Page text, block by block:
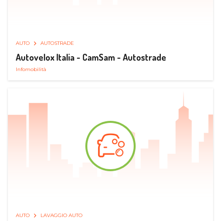
AUTO AUTOSTRADE
Autovelox Italia - CamSam - Autostrade
Infomobilità
AUTO LAVAGGIO AUTO